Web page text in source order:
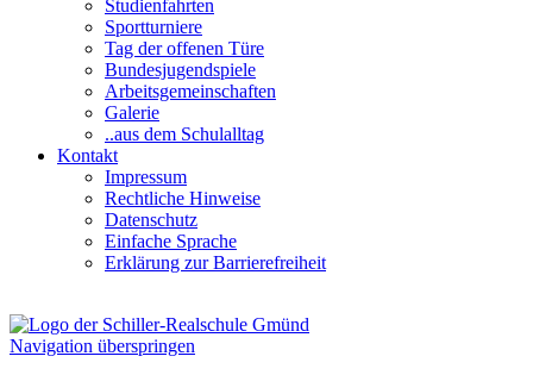
Studienfahrten
Sportturniere
Tag der offenen Türe
Bundesjugendspiele
Arbeitsgemeinschaften
Galerie
..aus dem Schulalltag
Kontakt
Impressum
Rechtliche Hinweise
Datenschutz
Einfache Sprache
Erklärung zur Barrierefreiheit
Navigation überspringen